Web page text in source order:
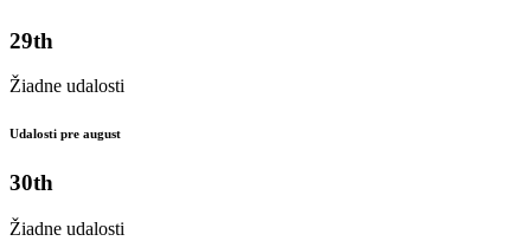
29th
Žiadne udalosti
Udalosti pre august
30th
Žiadne udalosti